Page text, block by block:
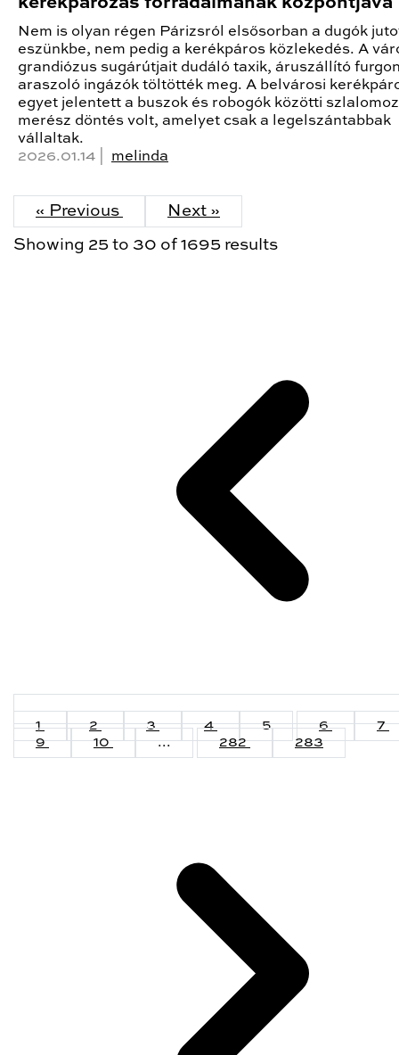
Nem is olyan régen Párizsról elsősorban a dugók
eszünkbe, nem pedig a kerékpáros közlekedés. A
grandiózus sugárútjait dudáló taxik, áruszállító
araszoló ingázók töltötték meg. A belvárosi
egyet jelentett a buszok és robogók közötti
merész döntés volt, amelyet csak a legelszántabbak
vállaltak.
2026.01.14 | melinda
« Previous Next »
Showing 25 to 30 of 1695 results
1 2 3 4 5 6
7
9
10 ... 282 283